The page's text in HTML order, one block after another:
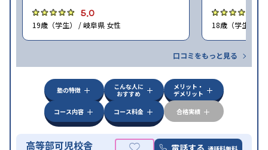
5.0
19歳（学生） / 岐阜県 女性 18歳（学生） /
口コミをもっと見る
塾の特徴
こんな人に
おすすめ
メリット・
デメリット
コース内容
コース料金 合格実績
高等部可児校舎 電話する